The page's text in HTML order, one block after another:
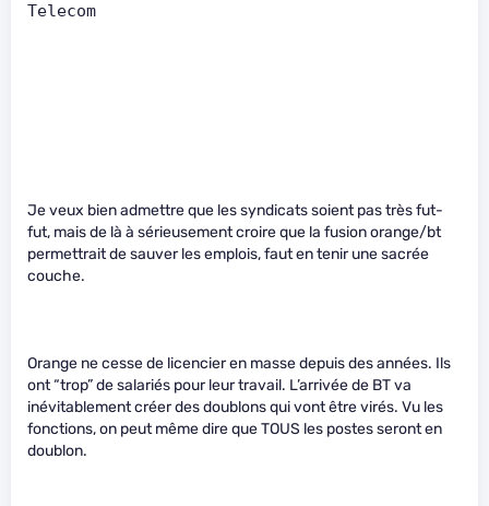
Telecom
Je veux bien admettre que les syndicats soient pas très fut-
fut, mais de là à sérieusement croire que la fusion orange/bt
permettrait de sauver les emplois, faut en tenir une sacrée
couche.
Orange ne cesse de licencier en masse depuis des années. Ils
ont “trop” de salariés pour leur travail. L’arrivée de BT va
inévitablement créer des doublons qui vont être virés. Vu les
fonctions, on peut même dire que TOUS les postes seront en
doublon.